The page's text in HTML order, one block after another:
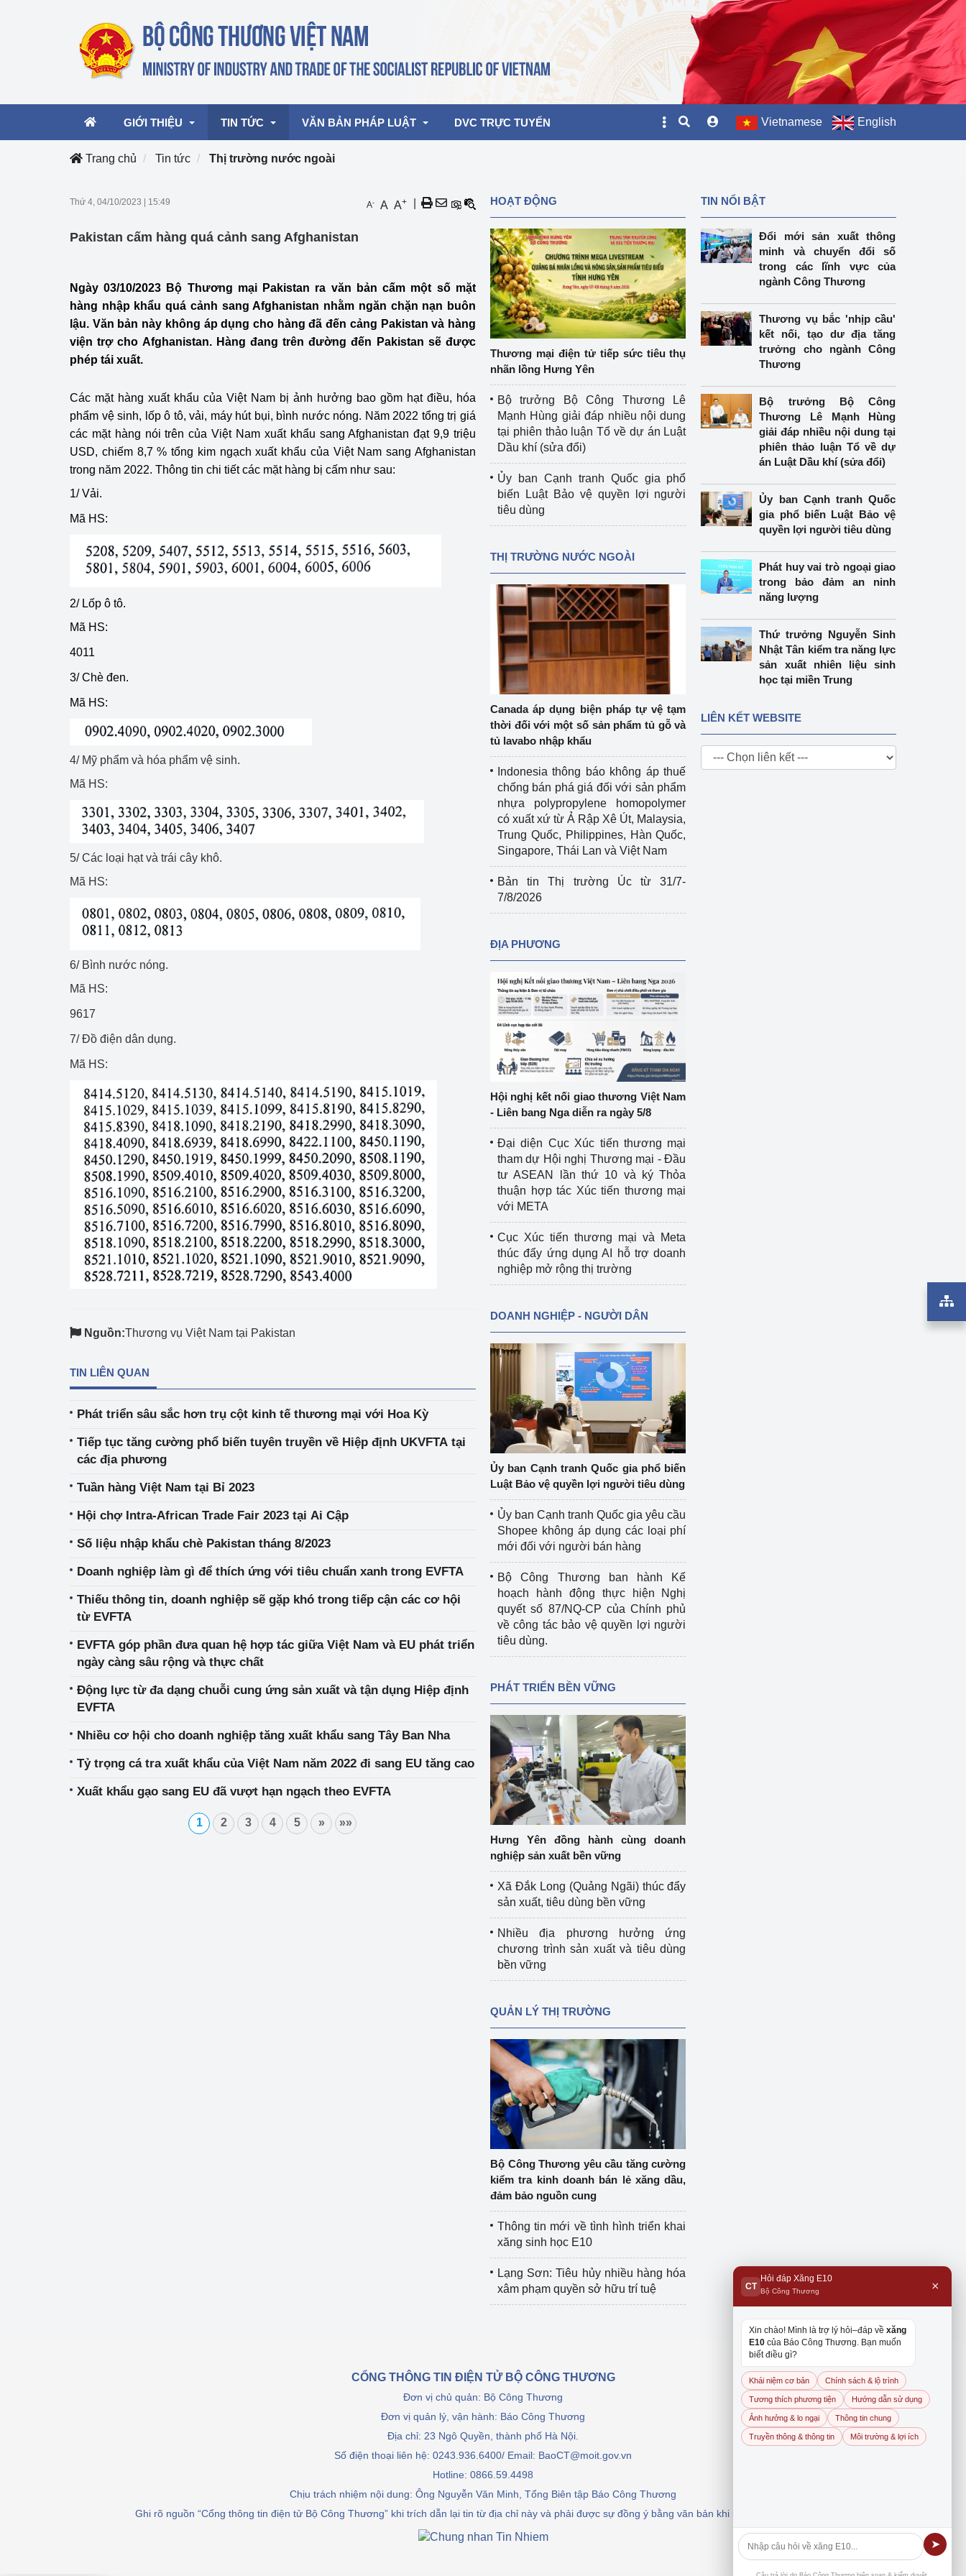
GIỚI THIỆU TIN TỨC
Hoạt động của Lãnh đạo Bộ
mại, Dịch vụ Việt Nam 2026
Hoạt động của Bộ trưởng
Công Thương - Công luận
Họp báo
Điểm báo
Lịch sử phát triển
Bản tin Thị trường Nông Lâm Thủy sản
Phát triển nguồn nhân lực
Tổ chức kiểm định kỹ thuật an toàn lao
Bộ Công Thương
động kiểm định thiết bị, dụng cụ điện
làm việc ở môi trường không có nguy
Cơ sở sản xuất, sửa chữa chai chứa
nghiệp vụ kiểm định kỹ thuật an toàn
Văn hóa ngành Công Thương
Tái cơ cấu ngành Công Thương
Thông báo
Bảo vệ môi trường
Doanh nghiệp - Người dân
Xúc tiến thương mại
Khu vực miền Nam
Thị trường châu Á – châu Phi
Thị trường trong nước
VĂN BẢN PHÁP LUẬT DVC TRỰC TUYẾN Vietnamese English
Trang chủ Tin tức Thị trường nước ngoài
Thứ 4, 04/10/2023 15:49 A- A A+
Pakistan cấm hàng quá cảnh sang Afghanistan
Ngày 03/10/2023 Bộ Thương mại Pakistan ra văn bản cấm một số mặt
hàng nhập khẩu quá cảnh sang Afghanistan nhằm ngăn chặn nạn buôn
lậu. Văn bản này không áp dụng cho hàng đã đến cảng Pakistan và hàng
viện trợ cho Afghanistan. Hàng đang trên đường đến Pakistan sẽ được
phép tái xuất.
Các mặt hàng xuất khẩu của Việt Nam bị ảnh hưởng bao gồm hạt điều, hóa
phẩm vệ sinh, lốp ô tô, vải, máy hút bụi, bình nước nóng. Năm 2022 tổng trị giá
các mặt hàng nói trên của Việt Nam xuất khẩu sang Afghanistan đạt 9,9 triệu
USD, chiếm 8,7 % tổng kim ngạch xuất khẩu của Việt Nam sang Afghanistan
trong năm 2022. Thông tin chi tiết các mặt hàng bị cấm như sau:
1/ Vải.
Mã HS:
2/ Lốp ô tô.
Mã HS:
4011
3/ Chè đen.
Mã HS:
4/ Mỹ phẩm và hóa phẩm vệ sinh.
Mã HS:
5/ Các loại hạt và trái cây khô.
Mã HS:
6/ Bình nước nóng.
Mã HS:
9617
7/ Đồ điện dân dụng.
Mã HS:
Nguồn:Thương vụ Việt Nam tại Pakistan
TIN LIÊN QUAN
Phát triển sâu sắc hơn trụ cột kinh tế thương mại với Hoa Kỳ
Tiếp tục tăng cường phổ biến tuyên truyền về Hiệp định UKVFTA tại
các địa phương
Tuần hàng Việt Nam tại Bỉ 2023
Hội chợ Intra-African Trade Fair 2023 tại Ai Cập
Số liệu nhập khẩu chè Pakistan tháng 8/2023
Doanh nghiệp làm gì để thích ứng với tiêu chuẩn xanh trong EVFTA
Thiếu thông tin, doanh nghiệp sẽ gặp khó trong tiếp cận các cơ hội
từ EVFTA
EVFTA góp phần đưa quan hệ hợp tác giữa Việt Nam và EU phát triển
ngày càng sâu rộng và thực chất
Động lực từ đa dạng chuỗi cung ứng sản xuất và tận dụng Hiệp định
EVFTA
Nhiều cơ hội cho doanh nghiệp tăng xuất khẩu sang Tây Ban Nha
Tỷ trọng cá tra xuất khẩu của Việt Nam năm 2022 đi sang EU tăng cao
Xuất khẩu gạo sang EU đã vượt hạn ngạch theo EVFTA
1 2 3 4 5 » »»
HOẠT ĐỘNG
Thương mại điện tử tiếp sức tiêu thụ
nhãn lồng Hưng Yên
Bộ trưởng Bộ Công Thương Lê
Mạnh Hùng giải đáp nhiều nội dung
tại phiên thảo luận Tổ về dự án Luật
Dầu khí (sửa đổi)
Ủy ban Cạnh tranh Quốc gia phổ
biến Luật Bảo vệ quyền lợi người
tiêu dùng
THỊ TRƯỜNG NƯỚC NGOÀI
Canada áp dụng biện pháp tự vệ tạm
thời đối với một số sản phẩm tủ gỗ và
tủ lavabo nhập khẩu
Indonesia thông báo không áp thuế
chống bán phá giá đối với sản phẩm
nhựa polypropylene homopolymer
có xuất xứ từ Ả Rập Xê Út, Malaysia,
Trung Quốc, Philippines, Hàn Quốc,
Singapore, Thái Lan và Việt Nam
Bản tin Thị trường Úc từ 31/7-
7/8/2026
ĐỊA PHƯƠNG
Hội nghị kết nối giao thương Việt Nam
- Liên bang Nga diễn ra ngày 5/8
Đại diện Cục Xúc tiến thương mại
tham dự Hội nghị Thương mại - Đầu
tư ASEAN lần thứ 10 và ký Thỏa
thuận hợp tác Xúc tiến thương mại
với META
Cục Xúc tiến thương mại và Meta
thúc đẩy ứng dụng AI hỗ trợ doanh
nghiệp mở rộng thị trường
DOANH NGHIỆP - NGƯỜI DÂN
Ủy ban Cạnh tranh Quốc gia phổ biến
Luật Bảo vệ quyền lợi người tiêu dùng
Ủy ban Cạnh tranh Quốc gia yêu cầu
Shopee không áp dụng các loại phí
mới đối với người bán hàng
Bộ Công Thương ban hành Kế
hoạch hành động thực hiện Nghị
quyết số 87/NQ-CP của Chính phủ
về công tác bảo vệ quyền lợi người
tiêu dùng.
PHÁT TRIỂN BỀN VỮNG
Hưng Yên đồng hành cùng doanh
nghiệp sản xuất bền vững
Xã Đắk Long (Quảng Ngãi) thúc đẩy
sản xuất, tiêu dùng bền vững
Nhiều địa phương hưởng ứng
chương trình sản xuất và tiêu dùng
bền vững
QUẢN LÝ THỊ TRƯỜNG
Bộ Công Thương yêu cầu tăng cường
kiểm tra kinh doanh bán lẻ xăng dầu,
đảm bảo nguồn cung
Thông tin mới về tình hình triển khai
xăng sinh học E10
Lạng Sơn: Tiêu hủy nhiều hàng hóa
xâm phạm quyền sở hữu trí tuệ
TIN NỔI BẬT
Đổi mới sản xuất thông
minh và chuyển đổi số
trong các lĩnh vực của
ngành Công Thương
Thương vụ bắc 'nhịp cầu'
kết nối, tạo dư địa tăng
trưởng cho ngành Công
Thương
Bộ trưởng Bộ Công
Thương Lê Mạnh Hùng
giải đáp nhiều nội dung tại
phiên thảo luận Tổ về dự
án Luật Dầu khí (sửa đổi)
Ủy ban Cạnh tranh Quốc
gia phổ biến Luật Bảo vệ
quyền lợi người tiêu dùng
Phát huy vai trò ngoại giao
trong bảo đảm an ninh
năng lượng
Thứ trưởng Nguyễn Sinh
Nhật Tân kiểm tra năng lực
sản xuất nhiên liệu sinh
học tại miền Trung
LIÊN KẾT WEBSITE
CỔNG THÔNG TIN ĐIỆN TỬ BỘ CÔNG THƯƠNG
Đơn vị chủ quản: Bộ Công Thương
Đơn vị quản lý, vận hành: Báo Công Thương
Địa chỉ: 23 Ngô Quyền, thành phố Hà Nội.
Số điện thoại liên hệ: 0243.936.6400/ Email: BaoCT@moit.gov.vn
Hotline: 0866.59.4498
Chịu trách nhiệm nội dung: Ông Nguyễn Văn Minh, Tổng Biên tập Báo Công Thương
Ghi rõ nguồn “Cổng thông tin điện tử Bộ Công Thương” khi trích dẫn lại tin từ địa chỉ này và phải được sự đồng ý bằng văn bản khi khai thác, dẫn nguồn.
CT
Hỏi đáp Xăng E10
Bộ Công Thương ×
Xin chào! Mình là trợ lý hỏi–đáp về xăng
E10 của Báo Công Thương. Bạn muốn
biết điều gì?
Khái niệm cơ bản Chính sách & lộ trình
Tương thích phương tiện Hướng dẫn sử dụng
Ảnh hưởng & lo ngại Thông tin chung
Truyền thông & thông tin Môi trường & lợi ích
➤